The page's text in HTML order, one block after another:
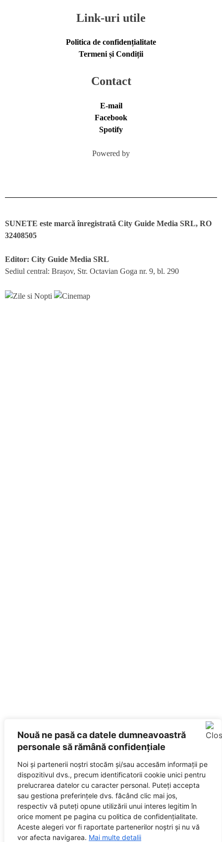
Nouă ne pasă ca datele dumneavoastră
personale să rămână confidențiale
Noi și partenerii noștri stocăm și/sau accesăm informații pe
dispozitivul dvs., precum identificatorii cookie unici pentru
prelucrarea datelor cu caracter personal. Puteți accepta
sau gestiona preferințele dvs. făcând clic mai jos,
respectiv vă puteți opune utilizării unui interes legitim în
orice moment pe pagina cu politica de confidențialitate.
Aceste alegeri vor fi raportate partenerilor noștri și nu vă
vor afecta navigarea. Mai multe detalii
Link-uri utile
Politica de confidențialitate
Termeni și Condiții
Contact
E-mail
Facebook
Spotify
Powered by
SUNETE este marcă înregistrată City Guide Media SRL, RO
32408505
Editor: City Guide Media SRL
Sediul central: Brașov, Str. Octavian Goga nr. 9, bl. 290